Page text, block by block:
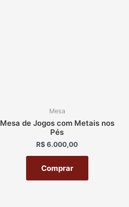
Mesa
Mesa de Jogos com Metais nos
Pés
R$6.000,00
Comprar